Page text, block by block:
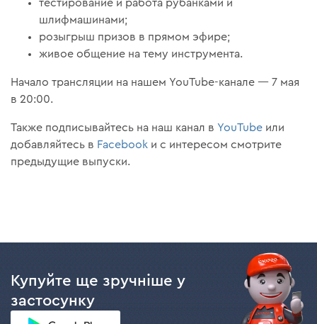
тестирование и работа рубанками и
шлифмашинами;
розыгрыш призов в прямом эфире;
живое общение на тему инструмента.
Начало трансляции на нашем YouTube-канале — 7 мая
в 20:00.
Также подписывайтесь на наш канал в YouTube или
добавляйтесь в Facebook и с интересом смотрите
предыдущие выпуски.
Купуйте ще зручніше у
застосунку